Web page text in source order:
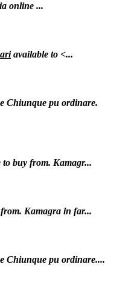
online ...
available to <...
Chiunque pu ordinare.
to buy from. Kamagr...
Kamagra in far...
Chiunque pu ordinare....